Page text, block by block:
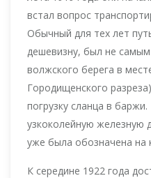
встал вопрос
Обычный для тех лет
дешевизну, был не
волжского берега в
Городищенского
погрузку сланца в
узкоколейную железную
уже была обозначена на
К середине 1922 года